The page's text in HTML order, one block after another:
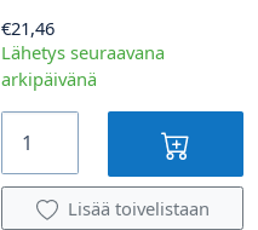
€21,46
Lähetys seuraavana
arkipäivänä
Lisää toivelistaan